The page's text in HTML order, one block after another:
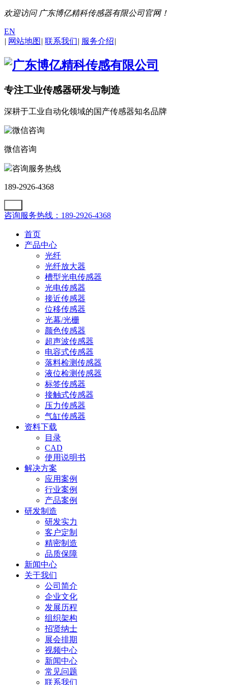
欢迎访问 广东博亿精科传感器有限公司官网！
EN
| 网站地图 | 联系我们| 服务介绍|
专注工业传感器研发与制造
深耕于工业自动化领域的国产传感器知名品牌
微信咨询
咨询服务热线
189-2926-4368
咨询服务热线：189-2926-4368
首页
产品中心
光纤
光纤放大器
槽型光电传感器
光电传感器
接近传感器
位移传感器
光幕/光栅
颜色传感器
超声波传感器
电容式传感器
落料检测传感器
液位检测传感器
标签传感器
接触式传感器
压力传感器
气缸传感器
资料下载
目录
CAD
使用说明书
解决方案
应用案例
行业案例
产品案例
研发制造
研发实力
客户定制
精密制造
品质保障
新闻中心
关于我们
公司简介
企业文化
发展历程
组织架构
招贤纳士
展会排期
视频中心
新闻中心
常见问题
联系我们